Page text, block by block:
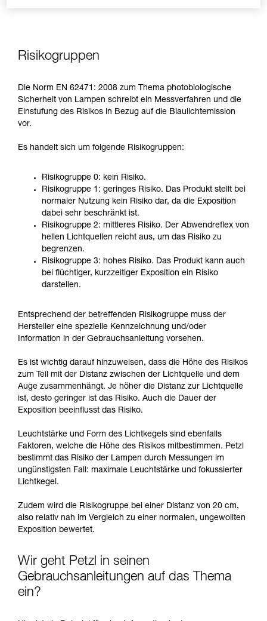
Risikogruppen
Die Norm EN 62471: 2008 zum Thema photobiologische
Sicherheit von Lampen schreibt ein Messverfahren und die
Einstufung des Risikos in Bezug auf die Blaulichtemission
vor.
Es handelt sich um folgende Risikogruppen:
Risikogruppe 0: kein Risiko.
Risikogruppe 1: geringes Risiko. Das Produkt stellt bei
normaler Nutzung kein Risiko dar, da die Exposition
dabei sehr beschränkt ist.
Risikogruppe 2: mittleres Risiko. Der Abwendreflex von
hellen Lichtquellen reicht aus, um das Risiko zu
begrenzen.
Risikogruppe 3: hohes Risiko. Das Produkt kann auch
bei flüchtiger, kurzzeitiger Exposition ein Risiko
darstellen.
Entsprechend der betreffenden Risikogruppe muss der
Hersteller eine spezielle Kennzeichnung und/oder
Information in der Gebrauchsanleitung vorsehen.
Es ist wichtig darauf hinzuweisen, dass die Höhe des Risikos
zum Teil mit der Distanz zwischen der Lichtquelle und dem
Auge zusammenhängt. Je höher die Distanz zur Lichtquelle
ist, desto geringer ist das Risiko. Auch die Dauer der
Exposition beeinflusst das Risiko.
Leuchtstärke und Form des Lichtkegels sind ebenfalls
Faktoren, welche die Höhe des Risikos mitbestimmen. Petzl
bestimmt das Risiko der Lampen durch Messungen im
ungünstigsten Fall: maximale Leuchtstärke und fokussierter
Lichtkegel.
Zudem wird die Risikogruppe bei einer Distanz von 20 cm,
also relativ nah im Vergleich zu einer normalen, ungewollten
Exposition bewertet.
Wir geht Petzl in seinen
Gebrauchsanleitungen auf das Thema
ein?